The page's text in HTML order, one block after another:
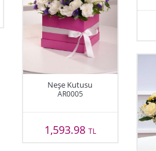
Neşe Kutusu
AR0005
1,593.98 TL